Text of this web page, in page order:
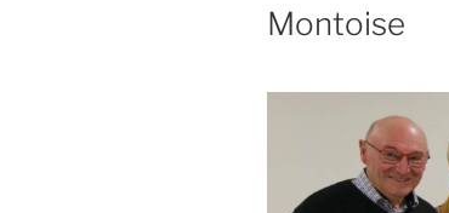
Montoise